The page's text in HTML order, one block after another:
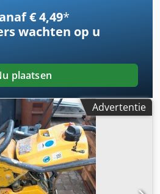
colofon).
€ 4,49*
wachten op u
plaatsen
Advertentie